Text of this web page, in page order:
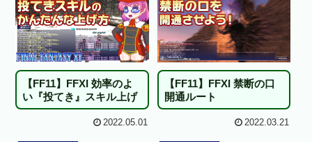
【FF11】FFXI 効率のよ
い『投てき』スキル上げ
2022.05.01
【FF11】FFXI 禁断の口
開通ルート
2022.03.21